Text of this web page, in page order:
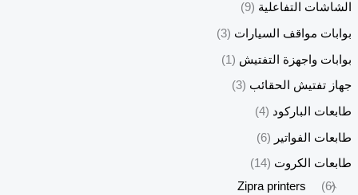
الشاشات التفاعلية (9)
بوابات مواقف السيارات (3)
بوابات واجهزة التفتيش (1)
جهاز تفتيش الحقائب (3)
طابعات الباركود (4)
طابعات الفواتير (6)
طابعات الكروت (14)
Zipra printers
(6)